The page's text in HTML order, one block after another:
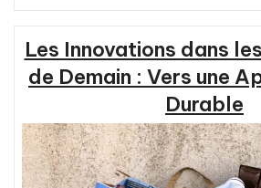
Les Innovations dans
de Demain : Vers une
Durable